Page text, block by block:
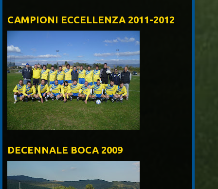
CAMPIONI ECCELLENZA 2011-2012
DECENNALE BOCA 2009